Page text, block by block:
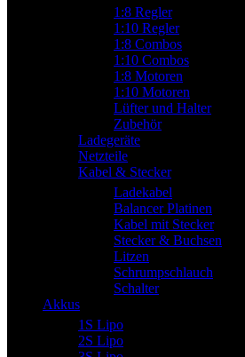
1:8 Regler
1:10 Regler
1:8 Combos
1:10 Combos
1:8 Motoren
1:10 Motoren
Lüfter und Halter
Zubehör
Ladegeräte
Netzteile
Kabel & Stecker
Ladekabel
Balancer Platinen
Kabel mit Stecker
Stecker & Buchsen
Litzen
Schrumpschlauch
Schalter
Akkus
1S Lipo
2S Lipo